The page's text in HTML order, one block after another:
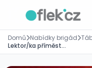
Domů Nabídky brigád
Lektor/ka příměstského tábora Veselá věda, Mladá Vožice